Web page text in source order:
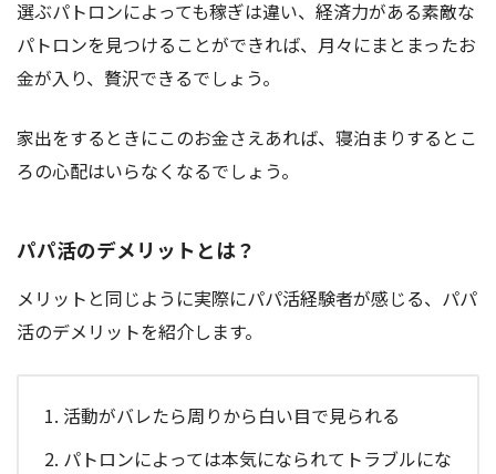
選ぶパトロンによっても稼ぎは違い、経済力がある素敵な
パトロンを見つけることができれば、月々にまとまったお
金が入り、贅沢できるでしょう。
家出をするときにこのお金さえあれば、寝泊まりするとこ
ろの心配はいらなくなるでしょう。
パパ活のデメリットとは？
メリットと同じように実際にパパ活経験者が感じる、パパ
活のデメリットを紹介します。
活動がバレたら周りから白い目で見られる
パトロンによっては本気になられてトラブルにな